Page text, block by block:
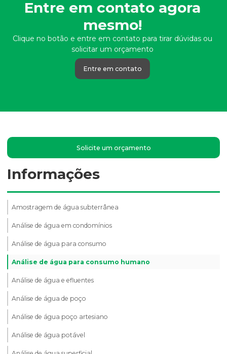
Entre em contato agora
mesmo!
Clique no botão e entre em contato para tirar dúvidas ou
solicitar um orçamento
Entre em contato
Solicite um orçamento
Informações
Amostragem de água subterrânea
Análise de água em condomínios
Análise de água para consumo
Análise de água para consumo humano
Análise de água e efluentes
Análise de água de poço
Análise de água poço artesiano
Análise de água potável